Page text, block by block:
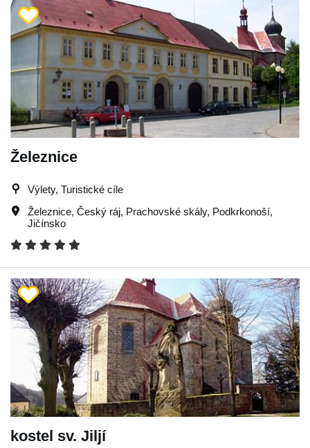
Železnice
Výlety, Turistické cíle
Železnice, Český ráj, Prachovské skály, Podkrkonoší,
Jičínsko
kostel sv. Jiljí